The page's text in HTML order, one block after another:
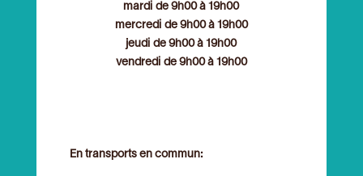
mardi de 9h00 à 19h00
mercredi de 9h00 à 19h00
jeudi de 9h00 à 19h00
vendredi de 9h00 à 19h00
En transports en commun: